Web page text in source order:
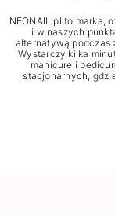
NEONAIL.pl to marka,
i w naszych
alternatywą podczas
Wystarczy kilka
manicure i
stacjonarnych,